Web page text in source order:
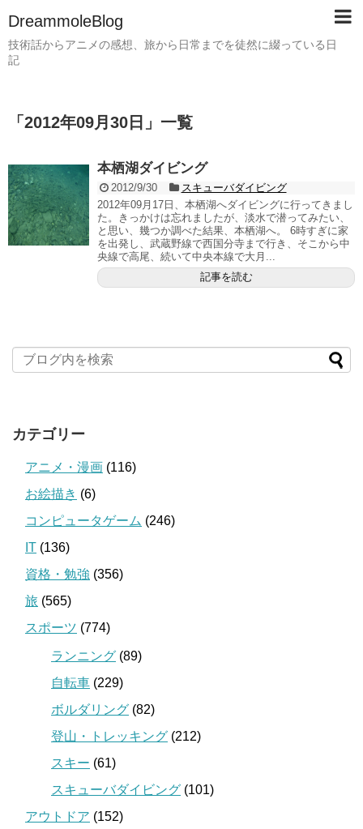
DreammoleBlog
技術話からアニメの感想、旅から日常までを徒然に綴っている日
記
「 2012年09月30日 」 一覧
本栖湖ダイビング
2012/9/30
スキューバダイビング
2012年09月17日、本栖湖へダイビングに行ってきまし
た。きっかけは忘れましたが、淡水で潜ってみたい、
と思い、幾つか調べた結果、本栖湖へ。 6時すぎに家
を出発し、武蔵野線で西国分寺まで行き、そこから中
央線で高尾、続いて中央本線で大月...
記事を読む
カテゴリー
アニメ・漫画 (116)
お絵描き (6)
コンピュータゲーム (246)
IT (136)
資格・勉強 (356)
旅 (565)
スポーツ (774)
ランニング (89)
自転車 (229)
ボルダリング (82)
登山・トレッキング (212)
スキー (61)
スキューバダイビング (101)
アウトドア (152)